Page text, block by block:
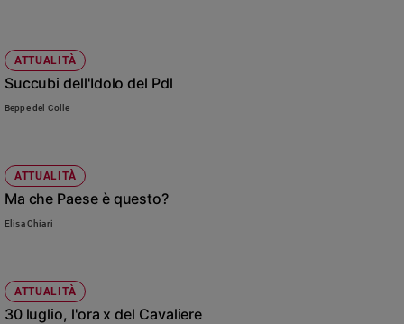
ATTUALITÀ
Succubi dell'Idolo del Pdl
Beppe del Colle
ATTUALITÀ
Ma che Paese è questo?
Elisa Chiari
ATTUALITÀ
30 luglio, l'ora x del Cavaliere